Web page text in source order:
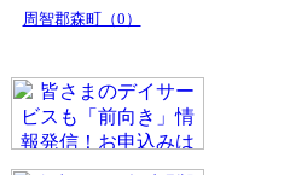
周智郡森町（0）